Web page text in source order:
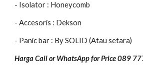
- Isolator : Honeycomb
- Accesoris : Dekson
- Panic bar : By SOLID (Atau setara)
Harga Call or WhatsApp for Price 089